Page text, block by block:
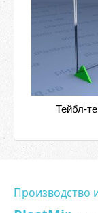
Тейбл-
Производство